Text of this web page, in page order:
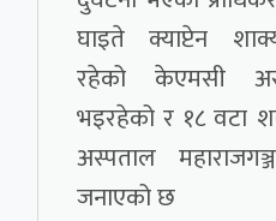
घाइते क्याप्टेन
रहेको केएमसी
भइरहेको र १८ वटा
अस्पताल
जनाएको छ